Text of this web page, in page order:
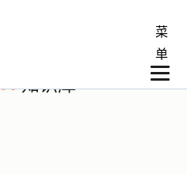
菜
单
知识库